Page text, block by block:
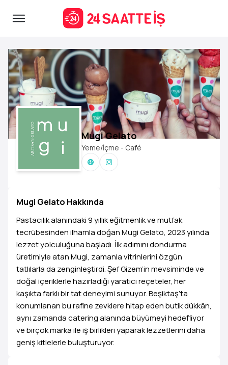
Mugi Gelato
Yeme/İçme - Café
Mugi Gelato Hakkında
Pastacılık alanındaki 9 yıllık eğitmenlik ve mutfak
tecrübesinden ilhamla doğan Mugi Gelato, 2023 yılında
lezzet yolculuğuna başladı. İlk adımını dondurma
üretimiyle atan Mugi, zamanla vitrinlerini özgün
tatlılarla da zenginleştirdi. Şef Gizem’in mevsiminde ve
doğal içeriklerle hazırladığı yaratıcı reçeteler, her
kaşıkta farklı bir tat deneyimi sunuyor. Beşiktaş’ta
konumlanan bu rafine zevklere hitap eden butik dükkân,
aynı zamanda catering alanında büyümeyi hedefliyor
ve birçok marka ile iş birlikleri yaparak lezzetlerini daha
geniş kitlelerle buluşturuyor.